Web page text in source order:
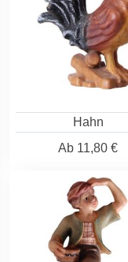
Hahn
Ab 11,80 €